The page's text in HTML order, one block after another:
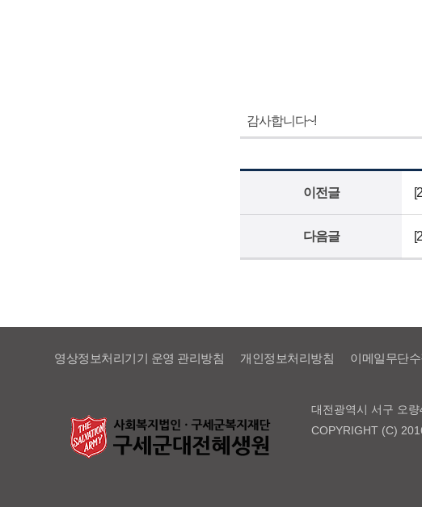
감사합니다~!
이전글
다음글
영상정보처리기기 운영 관리방침 개인정보처리방침 이메일무단
대전광역시 서구 오
COPYRIGHT (C)